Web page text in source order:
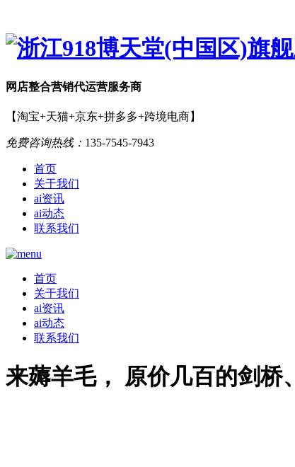
网店整合营销代运营服务商
【淘宝+天猫+京东+拼多多+跨境电商】
免费咨询热线： 135-7545-7943
首页
关于我们
ai资讯
ai动态
联系我们
首页
关于我们
ai资讯
ai动态
联系我们
来薅羊毛， 原价几百的剑桥